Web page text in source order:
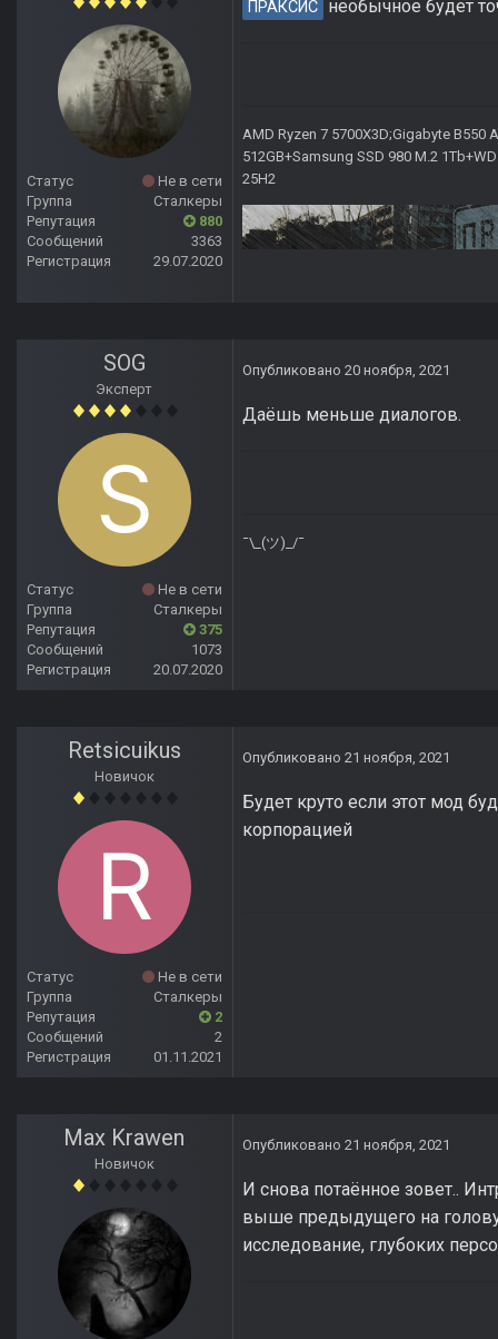
Статус
Не в сети
Группа
Сталкеры
Репутация
880
Сообщений
3363
Регистрация
29.07.2020
ПРАКСИС необычное будет
AMD Ryzen 7 5700X3D;Gigabyte B550
512GB+Samsung SSD 980 M.2
25H2
SOG
Эксперт
Статус
Не в сети
Группа
Сталкеры
Репутация
375
Сообщений
1073
Регистрация
20.07.2020
Опубликовано 20 ноября, 2021
Даёшь меньше диалогов.
¯\_(ツ)_/¯
Retsicuikus
Новичок
Статус
Не в сети
Группа
Сталкеры
Репутация
2
Сообщений
2
Регистрация
01.11.2021
Опубликовано 21 ноября, 2021
Будет круто если этот мод
корпорацией
Max Krawen
Новичок
Опубликовано 21 ноября, 2021
И снова потаённое зовет..
выше предыдущего на
исследование, глубоких